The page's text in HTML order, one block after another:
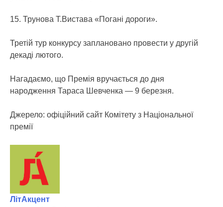
15. Трунова Т.Вистава «Погані дороги».
Третій тур конкурсу заплановано провести у другій
декаді лютого.
Нагадаємо, що Премія вручається до дня
народження Тараса Шевченка — 9 березня.
Джерело: офіційний сайт Комітету з Національної
премії
ЛітАкцент